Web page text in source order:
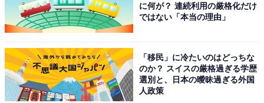
に何が？ 連続利用の厳格化だけ
ではない「本当の理由」
「移民」に冷たいのはどっちな
のか？ スイスの厳格過ぎる学歴
選別と、日本の曖昧過ぎる外国
人政策